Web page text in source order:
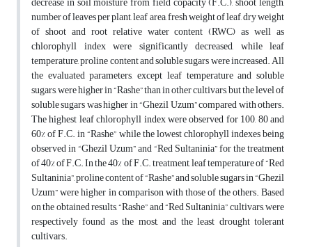
number of leaves per plant, leaf area, fresh weight of leaf, dry weight
of shoot and root relative water content (RWC) as well as
chlorophyll index were significantly decreased, while leaf
temperature, proline content and soluble sugars were increased. All
the evaluated parameters, except leaf temperature and soluble
sugars, were higher in “Rashe” than in other cultivars, but the level of
soluble sugars was higher in “Ghezil Uzum” compared with others.
The highest leaf chlorophyll index were observed for 100, 80 and
60% of F.C. in “Rashe” while the lowest chlorophyll indexes being
observed in “Ghezil Uzum” and “Red Sultaninia” for the treatment
of 40% of F.C. In the 40% of F.C. treatment, leaf temperature of “Red
Sultaninia”, proline content of “Rashe” and soluble sugars in “Ghezil
Uzum” were higher in comparison with those of the others. Based
on the obtained results, “Rashe” and “Red Sultaninia” cultivars, were
respectively found as the most, and the least drought tolerant
cultivars.